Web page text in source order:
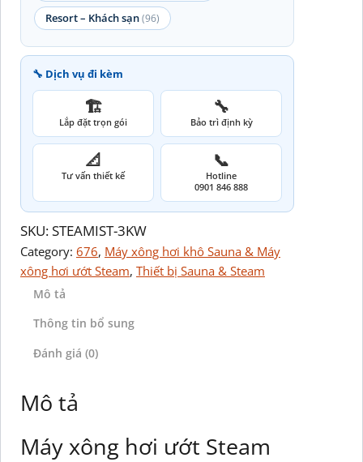
Resort – Khách sạn(96)
🔧 Dịch vụ đi kèm
🏗️
Lắp đặt trọn gói
🔧
Bảo trì định kỳ
📐
Tư vấn thiết kế
📞
Hotline
0901 846 888
SKU:STEAMIST-3KW
Category: 676, Máy xông hơi khô Sauna & Máy
xông hơi ướt Steam, Thiết bị Sauna & Steam
Mô tả
Thông tin bổ sung
Đánh giá (0)
Mô tả
Máy xông hơi ướt Steam